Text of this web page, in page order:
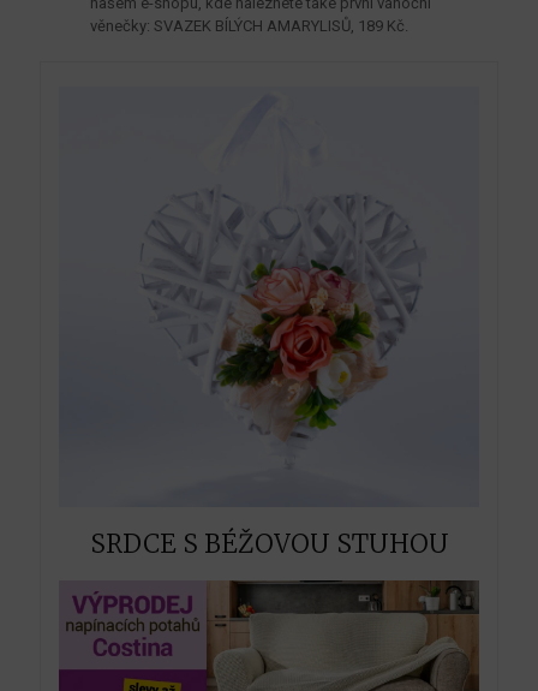
věnečky: SVAZEK BÍLÝCH AMARYLISŮ, 189 Kč.
SRDCE S BÉŽOVOU STUHOU